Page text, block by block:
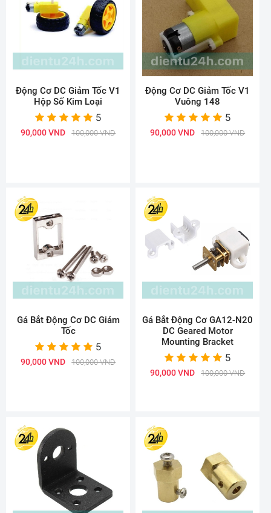
Động Cơ DC Giảm Tốc V1
Hộp Số Kim Loại
5
90,000 VND 100,000 VND
Động Cơ DC Giảm Tốc V1
Vuông 148
5
90,000 VND 100,000 VND
Gá Bắt Động Cơ DC Giảm
Tốc
5
90,000 VND 100,000 VND
Gá Bắt Động Cơ GA12-N20
DC Geared Motor
Mounting Bracket
5
90,000 VND 100,000 VND